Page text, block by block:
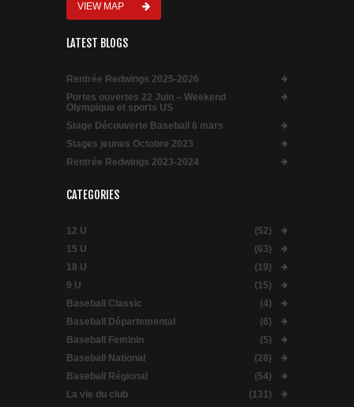
VIEW MAP
LATEST BLOGS
Rentrée Redwings 2025-2026
Portes ouvertes 22 Juin – Weekend
Olympique et sports US
Stage Découverte Baseball 6 mars
Stages jeunes Octobre 2023
Rentrée Redwings 2023-2024
CATEGORIES
12 U
(52)
15 U
(63)
18 U
(19)
9 U
(15)
Baseball Classic
(4)
Baseball Départemental
(6)
Baseball Feminin
(5)
Baseball National
(28)
Baseball Régional
(54)
La vie du club
(131)